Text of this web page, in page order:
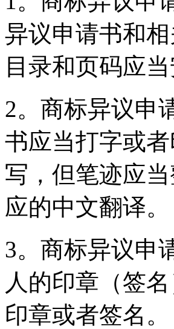
异议申请书和
目录和页码应
2。商标异议申
书应当打字或
写，但笔迹应
应的中文翻译。
3。商标异议申
人的印章（签
印章或者签名。